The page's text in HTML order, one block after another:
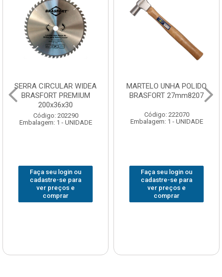
SERRA CIRCULAR WIDEA
BRASFORT PREMIUM
200x36x30
Código: 202290
Embalagem: 1 - UNIDADE
Faça seu login ou
cadastre-se para
ver preços e
comprar
MARTELO UNHA POLIDO
BRASFORT 27mm8207
Código: 222070
Embalagem: 1 - UNIDADE
Faça seu login ou
cadastre-se para
ver preços e
comprar